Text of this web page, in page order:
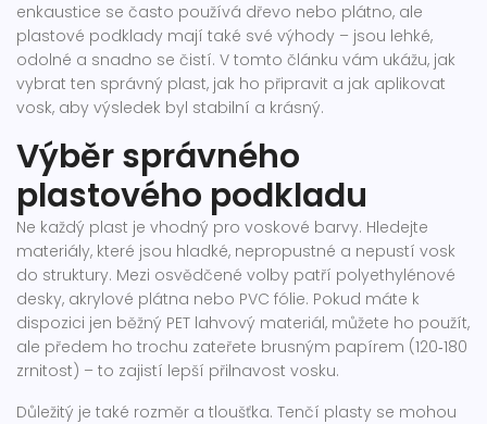
enkaustice se často používá dřevo nebo plátno, ale
plastové podklady mají také své výhody – jsou lehké,
odolné a snadno se čistí. V tomto článku vám ukážu, jak
vybrat ten správný plast, jak ho připravit a jak aplikovat
vosk, aby výsledek byl stabilní a krásný.
Výběr správného
plastového podkladu
Ne každý plast je vhodný pro voskové barvy. Hledejte
materiály, které jsou hladké, nepropustné a nepustí vosk
do struktury. Mezi osvědčené volby patří polyethylénové
desky, akrylové plátna nebo PVC fólie. Pokud máte k
dispozici jen běžný PET lahvový materiál, můžete ho použít,
ale předem ho trochu zateřete brusným papírem (120‑180
zrnitost) – to zajistí lepší přilnavost vosku.
Důležitý je také rozměr a tloušťka. Tenčí plasty se mohou